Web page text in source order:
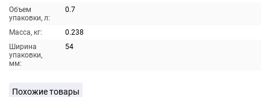
Объем
упаковки, л:
0.7
Масса, кг:
0.238
Ширина
упаковки,
мм:
54
Похожие товары